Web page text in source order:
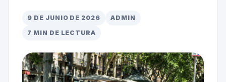
9 DE JUNIO DE 2026
ADMIN
7 MIN DE LECTURA